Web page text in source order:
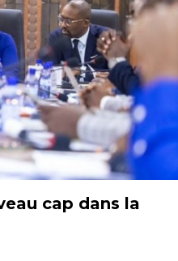
cap dans la